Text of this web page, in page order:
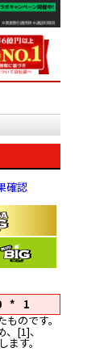
確認
ものです。
[1]、
す。